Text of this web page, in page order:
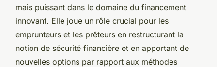
mais puissant dans le domaine du financement
innovant. Elle joue un rôle crucial pour les
emprunteurs et les prêteurs en restructurant la
notion de sécurité financière et en apportant de
nouvelles options par rapport aux méthodes